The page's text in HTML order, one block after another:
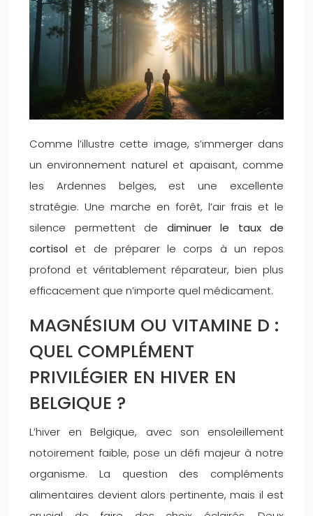
Comme l’illustre cette image, s’immerger dans
un environnement naturel et apaisant, comme
les Ardennes belges, est une excellente
stratégie. Une marche en forêt, l’air frais et le
silence permettent de diminuer le taux de
cortisol et de préparer le corps à un repos
profond et véritablement réparateur, bien plus
efficacement que n’importe quel médicament.
MAGNÉSIUM OU VITAMINE D :
QUEL COMPLÉMENT
PRIVILÉGIER EN HIVER EN
BELGIQUE ?
L’hiver en Belgique, avec son ensoleillement
notoirement faible, pose un défi majeur à notre
organisme. La question des compléments
alimentaires devient alors pertinente, mais il est